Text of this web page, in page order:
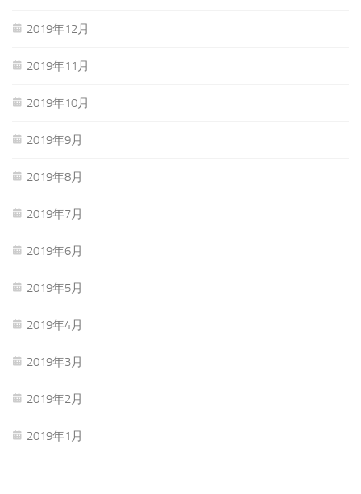
2019年12月
2019年11月
2019年10月
2019年9月
2019年8月
2019年7月
2019年6月
2019年5月
2019年4月
2019年3月
2019年2月
2019年1月